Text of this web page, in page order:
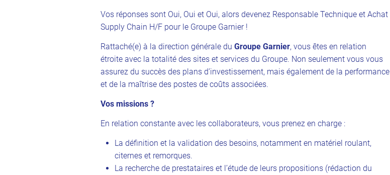
Vos réponses sont Oui, Oui et Oui, alors devenez Responsable Technique et Achat
Supply Chain H/F pour le Groupe Garnier !
Rattaché(e) à la direction générale du Groupe Garnier, vous êtes en relation
étroite avec la totalité des sites et services du Groupe. Non seulement vous vous
assurez du succès des plans d’investissement, mais également de la performance
et de la maîtrise des postes de coûts associées.
Vos missions ?
En relation constante avec les collaborateurs, vous prenez en charge :
La définition et la validation des besoins, notamment en matériel roulant,
citernes et remorques.
La recherche de prestataires et l’étude de leurs propositions (rédaction du